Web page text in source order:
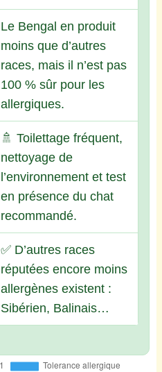
Le Bengal en produit
moins que d’autres
races, mais il n’est pas
100 % sûr pour les
allergiques.
🚿 Toilettage fréquent,
nettoyage de
l’environnement et test
en présence du chat
recommandé.
✅ D’autres races
réputées encore moins
allergènes existent :
Sibérien, Balinais…